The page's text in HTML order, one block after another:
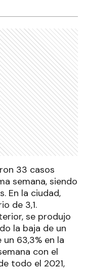
33 casos
semana, siendo
En la ciudad,
de 3,1.
se produjo
la baja de un
63,3% en la
con el
todo el 2021,